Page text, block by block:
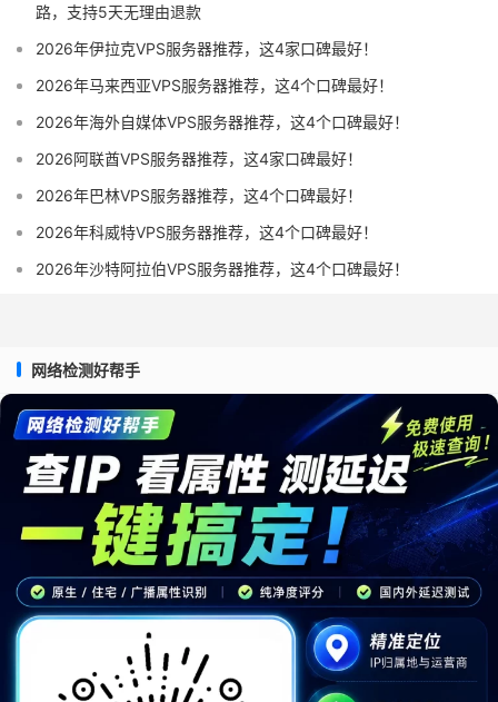
路，支持5天无理由退款
2026年伊拉克VPS服务器推荐，这4家口碑最好！
2026年马来西亚VPS服务器推荐，这4个口碑最好！
2026年海外自媒体VPS服务器推荐，这4个口碑最好！
2026阿联酋VPS服务器推荐，这4家口碑最好！
2026年巴林VPS服务器推荐，这4个口碑最好！
2026年科威特VPS服务器推荐，这4个口碑最好！
2026年沙特阿拉伯VPS服务器推荐，这4个口碑最好！
网络检测好帮手